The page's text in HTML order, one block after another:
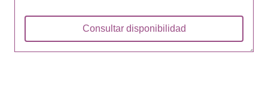
Consultar disponibilidad